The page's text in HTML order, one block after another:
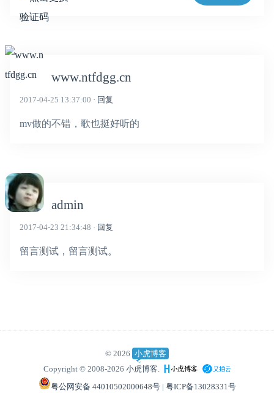
www.ntfdgg.cn
2017-04-25 13:37:00 · 回复
mv做的不错，歌也挺好听的
admin
2017-04-23 21:34:48 · 回复
留言测试，留言测试。
© 2026 小虎博客
Copyright © 2008-2026小虎博客.
粤公网安备 44010502000648号| 粤ICP备13028331号